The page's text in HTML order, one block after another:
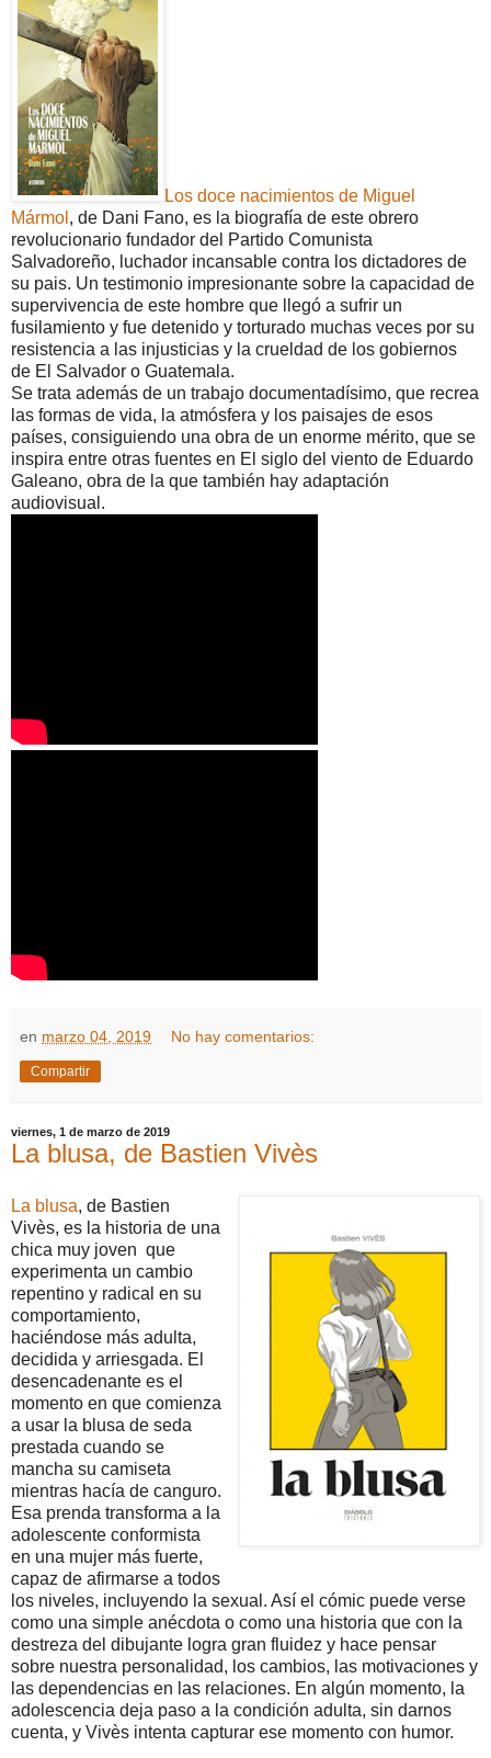
Los doce nacimientos de Miguel
Mármol , de Dani Fano, es la biografía de este obrero
revolucionario fundador del Partido Comunista
Salvadoreño, luchador incansable contra los dictadores de
su pais. Un testimonio impresionante sobre la capacidad de
supervivencia de este hombre que llegó a sufrir un
fusilamiento y fue detenido y torturado muchas veces por su
resistencia a las injusticias y la crueldad de los gobiernos
de El Salvador o Guatemala.
Se trata además de un trabajo documentadísimo, que recrea
las formas de vida, la atmósfera y los paisajes de esos
países, consiguiendo una obra de un enorme mérito, que se
inspira entre otras fuentes en El siglo del viento de Eduardo
Galeano, obra de la que también hay adaptación
audiovisual.
en marzo 04, 2019 No hay comentarios:
Compartir
viernes, 1 de marzo de 2019
La blusa, de Bastien Vivès
La blusa, de Bastien
Vivès, es la historia de una
chica muy joven que
experimenta un cambio
repentino y radical en su
comportamiento,
haciéndose más adulta,
decidida y arriesgada. El
desencadenante es el
momento en que comienza
a usar la blusa de seda
prestada cuando se
mancha su camiseta
mientras hacía de canguro.
Esa prenda transforma a la
adolescente conformista
en una mujer más fuerte,
capaz de afirmarse a todos
los niveles, incluyendo la sexual. Así el cómic puede verse
como una simple anécdota o como una historia que con la
destreza del dibujante logra gran fluidez y hace pensar
sobre nuestra personalidad, los cambios, las motivaciones y
las dependencias en las relaciones. En algún momento, la
adolescencia deja paso a la condición adulta, sin darnos
cuenta, y Vivès intenta capturar ese momento con humor.